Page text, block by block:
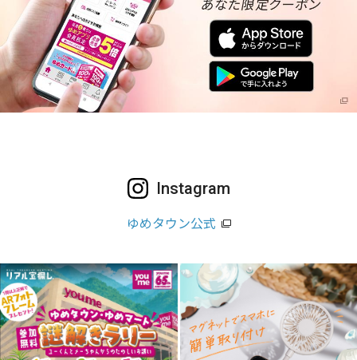
Instagram
ゆめタウン公式